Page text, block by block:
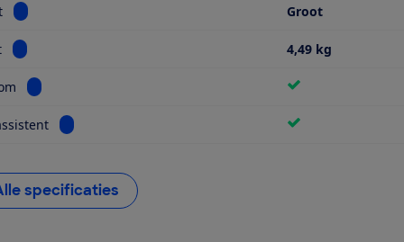
Bekijk informatie voor Formaat Groot
Bekijk informatie voor Gewicht 4,49 kg
Bekijk informatie voor Multiroom
Bekijk informatie voor Spraakassistent
specificaties